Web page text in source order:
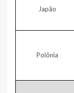
Japão
Polônia